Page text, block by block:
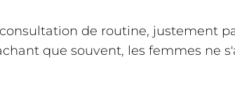
de routine, justement
que souvent, les femmes ne